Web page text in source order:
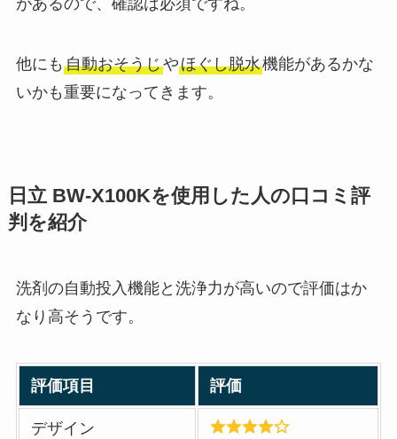
があるので、確認は必須ですね。
他にも 自動おそうじやほぐし脱水機能があるかな
いかも重要になってきます。
日立 BW-X100Kを使用した人の口コミ評
判を紹介
洗剤の自動投入機能と洗浄力が高いので評価はか
なり高そうです。
評価項目 評価
デザイン